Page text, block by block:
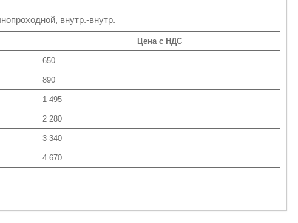
внутр.-внутр.
Цена с НДС
650
890
1 495
2 280
3 340
4 670